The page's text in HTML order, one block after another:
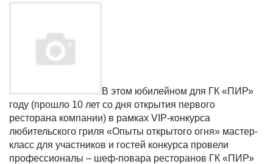
В этом юбилейном для ГК «ПИР»
году (прошло 10 лет со дня открытия первого
ресторана компании) в рамках VIP-конкурса
любительского гриля «Опыты открытого огня» мастер-
класс для участников и гостей конкурса провели
профессионалы – шеф-повара ресторанов ГК «ПИР»